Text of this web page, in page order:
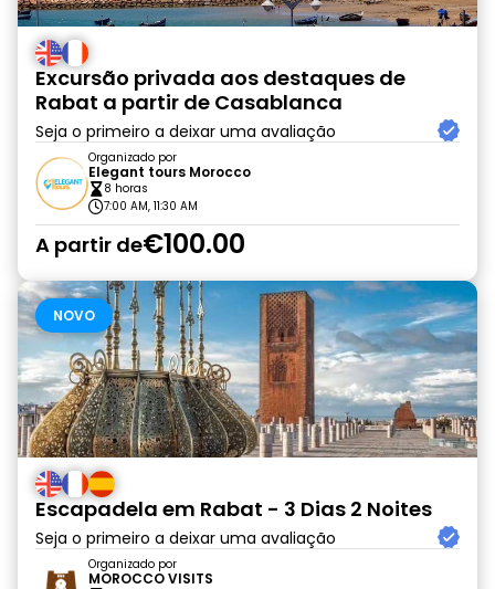
Excursão privada aos destaques de
Rabat a partir de Casablanca
Seja o primeiro a deixar uma avaliação
Organizado por
Elegant tours Morocco
8 horas
7:00 AM, 11:30 AM
A partir de€100.00
NOVO
Escapadela em Rabat - 3 Dias 2 Noites
Seja o primeiro a deixar uma avaliação
Organizado por
MOROCCO VISITS